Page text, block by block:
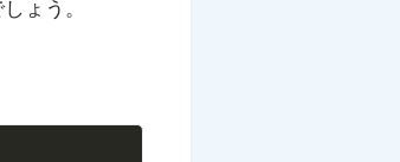
ょう。